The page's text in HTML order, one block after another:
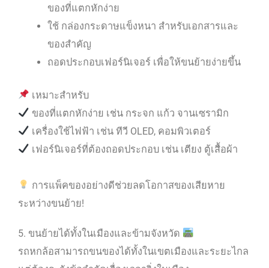
ของที่แตกหักง่าย
ใช้ กล่องกระดาษแข็งหนา สำหรับเอกสารและ
ของสำคัญ
ถอดประกอบเฟอร์นิเจอร์ เพื่อให้ขนย้ายง่ายขึ้น
เหมาะสำหรับ
ของที่แตกหักง่าย เช่น กระจก แก้ว จานเซรามิก
เครื่องใช้ไฟฟ้า เช่น ทีวี OLED, คอมพิวเตอร์
เฟอร์นิเจอร์ที่ต้องถอดประกอบ เช่น เตียง ตู้เสื้อผ้า
การแพ็คของอย่างดีช่วยลดโอกาสของเสียหาย
ระหว่างขนย้าย!
5. ขนย้ายได้ทั้งในเมืองและข้ามจังหวัด
รถหกล้อสามารถขนของได้ทั้งในเขตเมืองและระยะไกล